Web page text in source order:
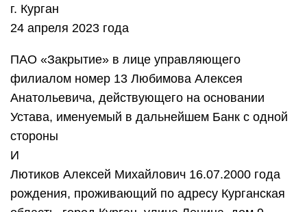
г. Курган
24 апреля 2023 года
ПАО «Закрытие» в лице управляющего
филиалом номер 13 Любимова Алексея
Анатольевича, действующего на основании
Устава, именуемый в дальнейшем Банк с одной
стороны
И
Лютиков Алексей Михайлович 16.07.2000 года
рождения, проживающий по адресу Курганская